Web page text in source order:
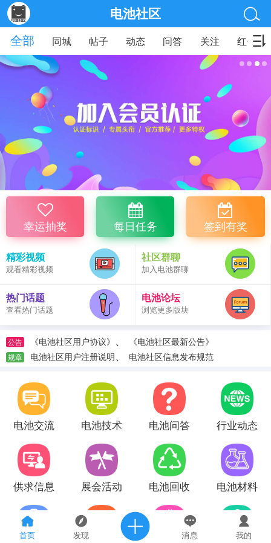
首页 发现 消息 我的
电池社区
全部
同城 帖子 动态 问答 关注 红包
幸运抽奖 每日任务 签到有奖
精彩视频
观看精彩视频
社区群聊
加入电池群聊
热门话题
查看热门话题
电池论坛
浏览更多版块
公告 《电池社区用户协议》 、 《电池社区最新公告》
规章 电池社区用户注册说明、 电池社区信息发布规范
电池交流 电池技术 电池问答 行业动态
供求信息 展会活动 电池回收 电池材料